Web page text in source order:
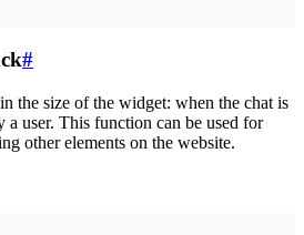
#
the size of the widget: when the chat is
a user. This function can be used for
other elements on the website.